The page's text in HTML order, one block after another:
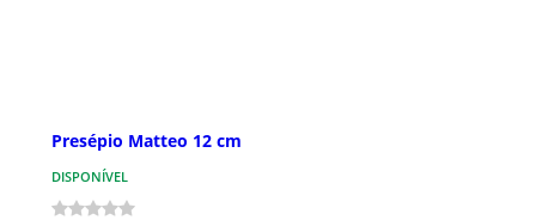
Presépio Matteo 12 cm
DISPONÍVEL